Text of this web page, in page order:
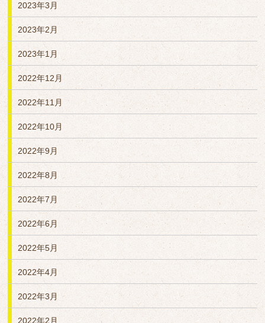
2023年3月
2023年2月
2023年1月
2022年12月
2022年11月
2022年10月
2022年9月
2022年8月
2022年7月
2022年6月
2022年5月
2022年4月
2022年3月
2022年2月